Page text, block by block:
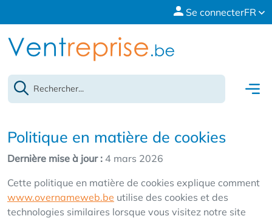
Se connecterFR
Politique en matière de cookies
Dernière mise à jour : 4 mars 2026
Cette politique en matière de cookies explique comment
www.overnameweb.be utilise des cookies et des
technologies similaires lorsque vous visitez notre site